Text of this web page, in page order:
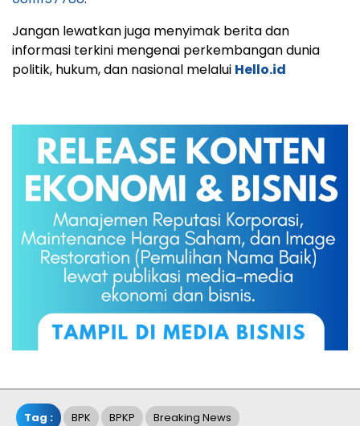
Jangan lewatkan juga menyimak berita dan
informasi terkini mengenai perkembangan dunia
politik, hukum, dan nasional melalui Hello.id
Tag : BPK BPKP Breaking News